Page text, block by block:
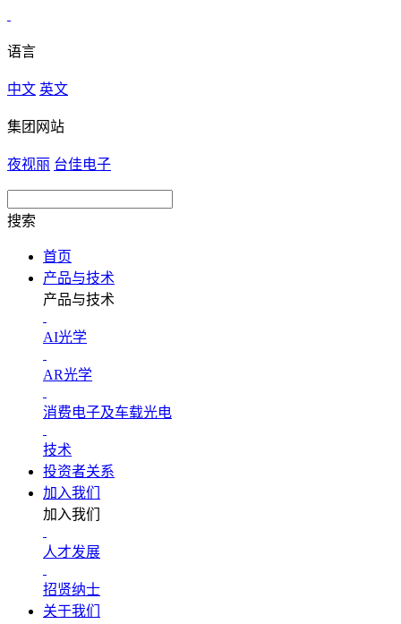
语言
中文 英文
集团网站
夜视丽 台佳电子
搜索
首页
产品与技术
产品与技术
AI光学
AR光学
消费电子及车载光电
技术
投资者关系
加入我们
加入我们
人才发展
招贤纳士
关于我们